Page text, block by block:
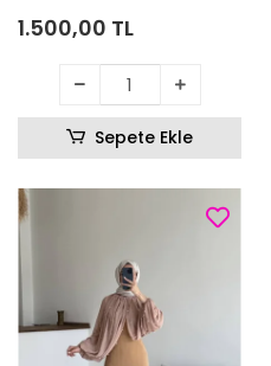
1.500,00 TL
Sepete Ekle